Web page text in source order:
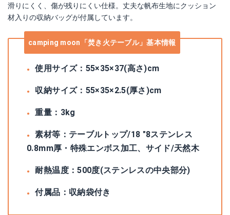
滑りにくく、傷が残りにくい仕様。丈夫な帆布生地にクッション
材入りの収納バッグが付属しています。
camping moon「焚き火テーブル」基本情報
使用サイズ：55×35×37(高さ)cm
収納サイズ：55×35×2.5(厚さ)cm
重量：3kg
素材等：テーブルトップ/18 "8ステンレス
0.8mm厚・特殊エンボス加工、サイド/天然木
耐熱温度：500度(ステンレスの中央部分)
付属品：収納袋付き